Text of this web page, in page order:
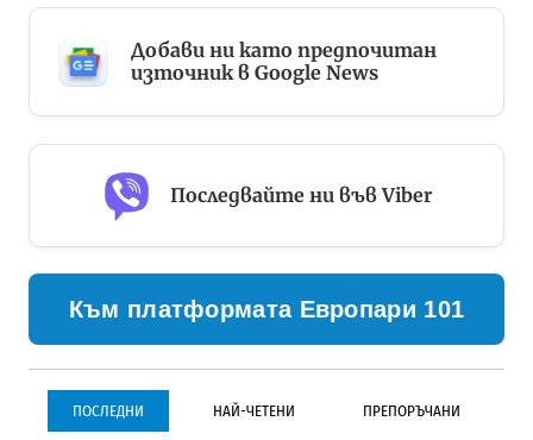
Добави ни като предпочитан
източник в Google News
Последвайте ни във Viber
Към платформата Европари 101
ПОСЛЕДНИ НАЙ-ЧЕТЕНИ ПРЕПОРЪЧАНИ